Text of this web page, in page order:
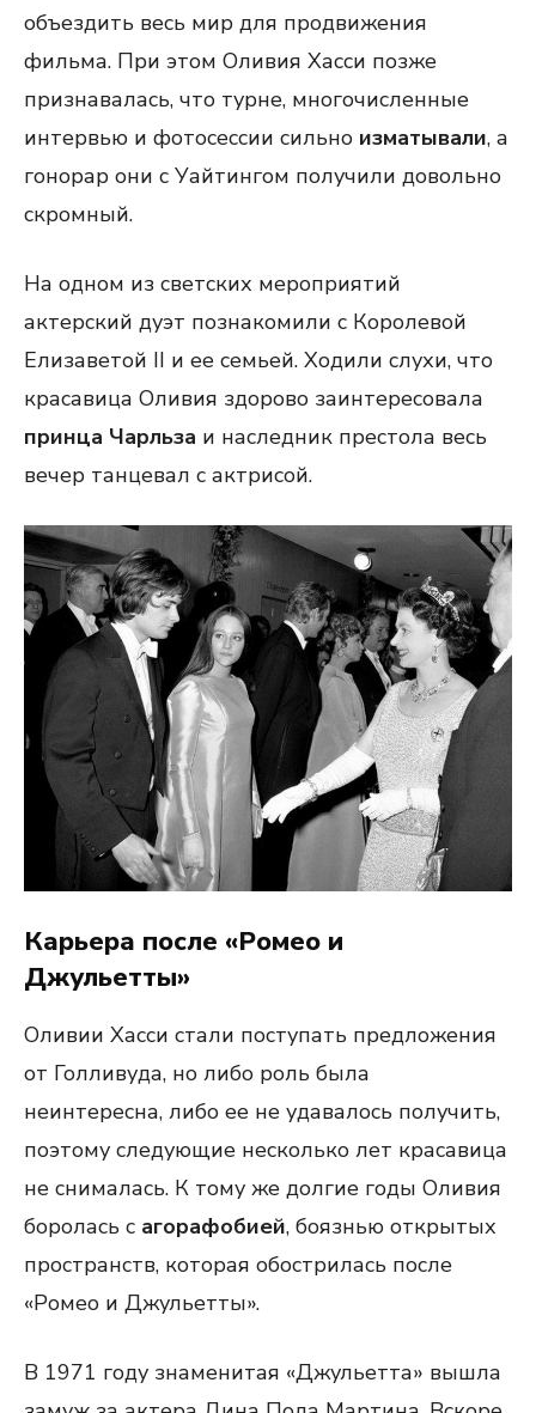
объездить весь мир для продвижения
фильма. При этом Оливия Хасси позже
признавалась, что турне, многочисленные
интервью и фотосессии сильно изматывали, а
гонорар они с Уайтингом получили довольно
скромный.
На одном из светских мероприятий
актерский дуэт познакомили с Королевой
Елизаветой ІІ и ее семьей. Ходили слухи, что
красавица Оливия здорово заинтересовала
принца Чарльза и наследник престола весь
вечер танцевал с актрисой.
Карьера после «Ромео и
Джульетты»
Оливии Хасси стали поступать предложения
от Голливуда, но либо роль была
неинтересна, либо ее не удавалось получить,
поэтому следующие несколько лет красавица
не снималась. К тому же долгие годы Оливия
боролась с агорафобией, боязнью открытых
пространств, которая обострилась после
«Ромео и Джульетты».
В 1971 году знаменитая «Джульетта» вышла